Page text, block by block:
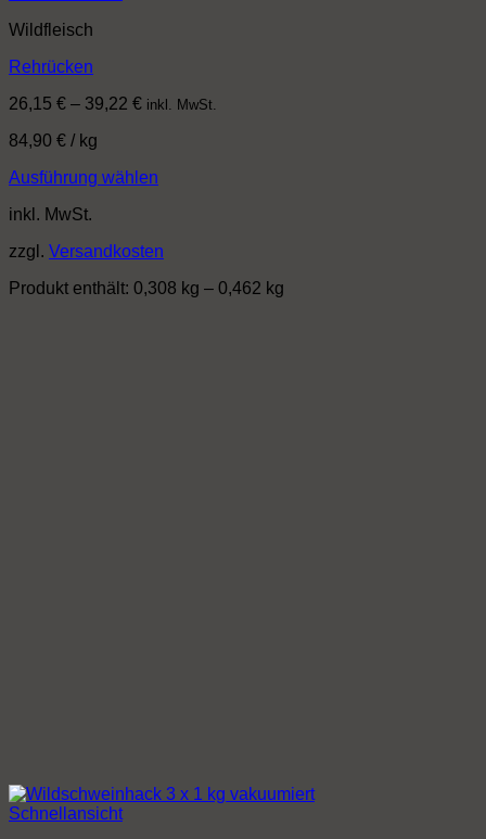
Wildfleisch
Rehrücken
26,15 € – 39,22 € inkl. MwSt.
84,90 € / kg
Ausführung wählen
Produkt
mehrere
auf.
inkl. MwSt.
zzgl. Versandkosten
Produkt enthält: 0,308 kg – 0,462 kg
Schnellansicht